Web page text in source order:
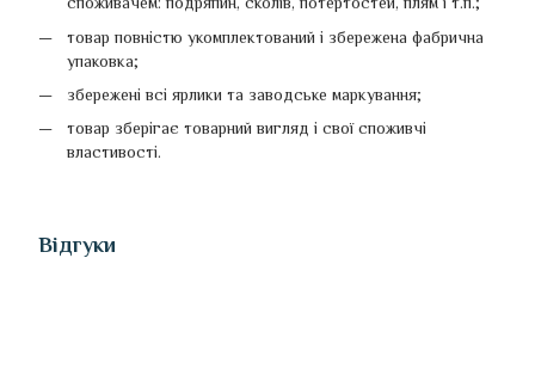
товар повністю укомплектований і збережена фабрична
упаковка;
збережені всі ярлики та заводське маркування;
товар зберігає товарний вигляд і свої споживчі
властивості.
Відгуки